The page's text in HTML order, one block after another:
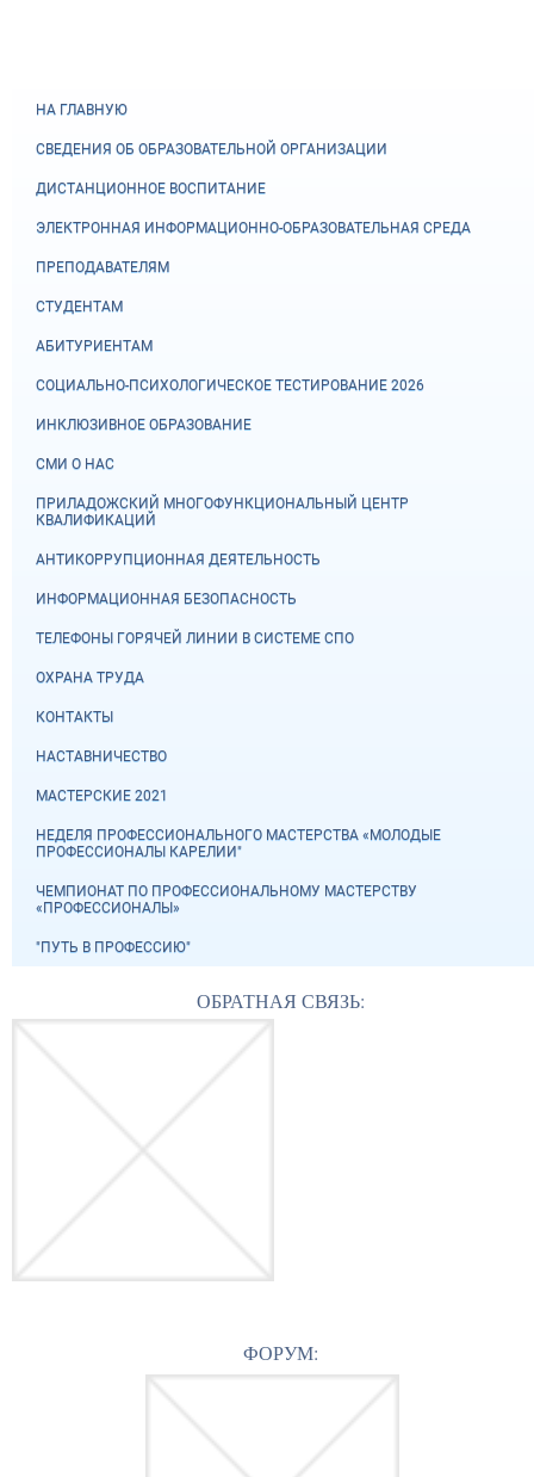
НА ГЛАВНУЮ
СВЕДЕНИЯ ОБ ОБРАЗОВАТЕЛЬНОЙ ОРГАНИЗАЦИИ
ДИСТАНЦИОННОЕ ВОСПИТАНИЕ
ЭЛЕКТРОННАЯ ИНФОРМАЦИОННО-ОБРАЗОВАТЕЛЬНАЯ СРЕДА
ПРЕПОДАВАТЕЛЯМ
СТУДЕНТАМ
АБИТУРИЕНТАМ
СОЦИАЛЬНО-ПСИХОЛОГИЧЕСКОЕ ТЕСТИРОВАНИЕ 2026
ИНКЛЮЗИВНОЕ ОБРАЗОВАНИЕ
СМИ О НАС
ПРИЛАДОЖСКИЙ МНОГОФУНКЦИОНАЛЬНЫЙ ЦЕНТР
КВАЛИФИКАЦИЙ
АНТИКОРРУПЦИОННАЯ ДЕЯТЕЛЬНОСТЬ
ИНФОРМАЦИОННАЯ БЕЗОПАСНОСТЬ
ТЕЛЕФОНЫ ГОРЯЧЕЙ ЛИНИИ В СИСТЕМЕ СПО
ОХРАНА ТРУДА
КОНТАКТЫ
НАСТАВНИЧЕСТВО
МАСТЕРСКИЕ 2021
НЕДЕЛЯ ПРОФЕССИОНАЛЬНОГО МАСТЕРСТВА «МОЛОДЫЕ
ПРОФЕССИОНАЛЫ КАРЕЛИИ"
ЧЕМПИОНАТ ПО ПРОФЕССИОНАЛЬНОМУ МАСТЕРСТВУ
«ПРОФЕССИОНАЛЫ»
"ПУТЬ В ПРОФЕССИЮ"
ОБРАТНАЯ СВЯЗЬ:
ФОРУМ: